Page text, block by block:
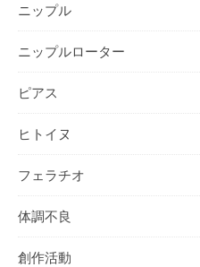
ニップル
ニップルローター
ピアス
ヒトイヌ
フェラチオ
体調不良
創作活動